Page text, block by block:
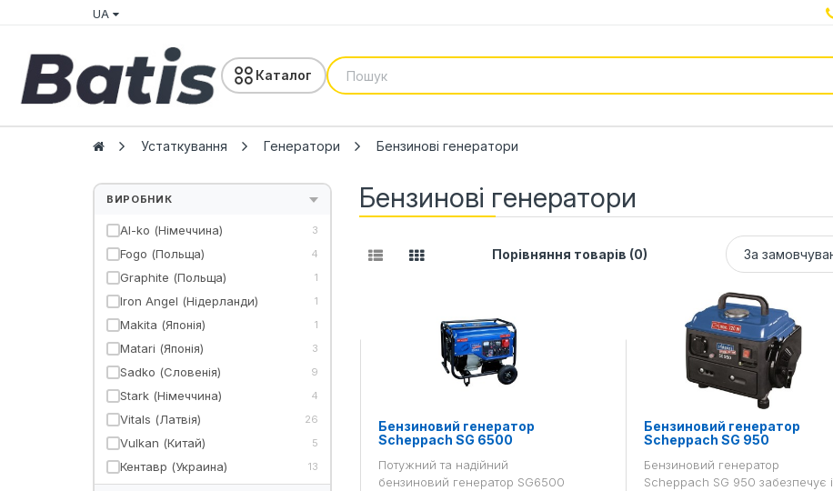
UA
Каталог
Устаткування Генератори Бензинові генератори
ВИРОБНИК
Al-ko (Німеччина) 3
Fogo (Польща) 4
Graphite (Польща) 1
Iron Angel (Нідерланди) 1
Makita (Японія) 1
Matari (Японія) 3
Sadko (Словенія) 9
Stark (Німеччина) 4
Vitals (Латвія) 26
Vulkan (Китай) 5
Кентавр (Украина) 13
Бензинові генератори
Порівняння товарів (0)
Бензиновий генератор
Scheppach SG 6500
Потужний та надійний
бензиновий генератор SG6500
Бензиновий генератор
Scheppach SG 950
Бензиновий генератор
Scheppach SG 950 забезпечує і